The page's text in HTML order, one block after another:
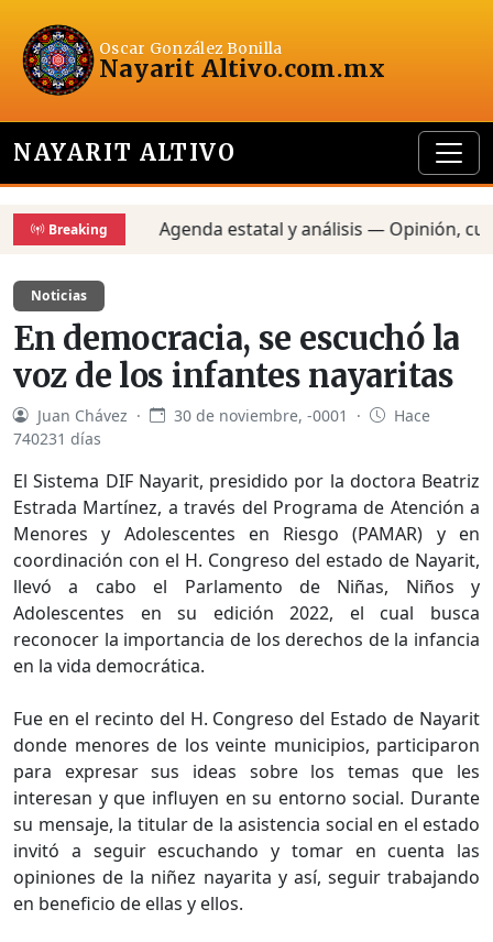
Oscar González Bonilla
Nayarit Altivo.com.mx
NAYARIT ALTIVO
Breaking Agenda estatal y análisis — Opinión,
Noticias
En democracia, se escuchó la
voz de los infantes nayaritas
Juan Chávez · 30 de noviembre, -0001 ·
Hace
740231 días
El Sistema DIF Nayarit, presidido por la doctora Beatriz
Estrada Martínez, a través del Programa de Atención a
Menores y Adolescentes en Riesgo (PAMAR) y en
coordinación con el H. Congreso del estado de Nayarit,
llevó a cabo el Parlamento de Niñas, Niños y
Adolescentes en su edición 2022, el cual busca
reconocer la importancia de los derechos de la infancia
en la vida democrática.
Fue en el recinto del H. Congreso del Estado de Nayarit
donde menores de los veinte municipios, participaron
para expresar sus ideas sobre los temas que les
interesan y que influyen en su entorno social. Durante
su mensaje, la titular de la asistencia social en el estado
invitó a seguir escuchando y tomar en cuenta las
opiniones de la niñez nayarita y así, seguir trabajando
en beneficio de ellas y ellos.